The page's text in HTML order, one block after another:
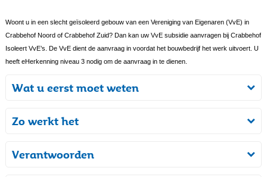
Woont u in een slecht geïsoleerd gebouw van een Vereniging van Eigenaren (VvE) in
Crabbehof Noord of Crabbehof Zuid? Dan kan uw VvE subsidie aanvragen bij Crabbehof
Isoleert VvE’s. De VvE dient de aanvraag in voordat het bouwbedrijf het werk uitvoert. U
heeft eHerkenning niveau 3 nodig om de aanvraag in te dienen.
Wat u eerst moet weten
Zo werkt het
Verantwoorden